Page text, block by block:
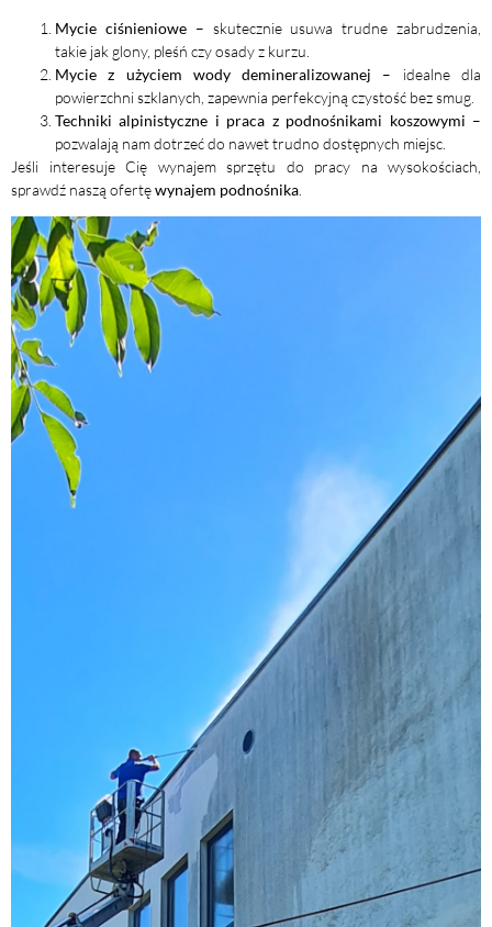
Mycie ciśnieniowe– skutecznie usuwa trudne zabrudzenia,
takie jak glony, pleśń czy osady z kurzu.
Mycie z użyciem wody demineralizowanej – idealne dla
powierzchni szklanych, zapewnia perfekcyjną czystość bez smug.
Techniki alpinistyczne i praca z podnośnikami koszowymi –
pozwalają nam dotrzeć do nawet trudno dostępnych miejsc.
Jeśli interesuje Cię wynajem sprzętu do pracy na wysokościach,
sprawdź naszą ofertęwynajem podnośnika